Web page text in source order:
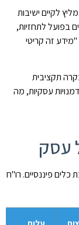
לקיים ישיבות
בפועל לתחזיות,
זה קריטי
תקציבית
עסקיות, מה
עסק
פיננסיים. רו"ח